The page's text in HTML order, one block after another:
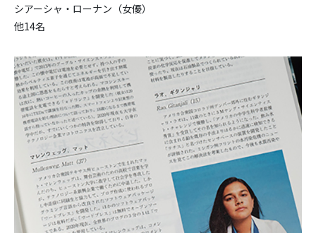
シアーシャ・ローナン（女優）
他14名